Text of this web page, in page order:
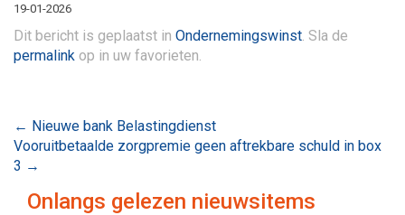
19-01-2026
Dit bericht is geplaatst in Ondernemingswinst . Sla de
permalink op in uw favorieten.
Bericht
navigatie
← Nieuwe bank Belastingdienst
Vooruitbetaalde zorgpremie geen aftrekbare schuld in box
3 →
Onlangs gelezen nieuwsitems